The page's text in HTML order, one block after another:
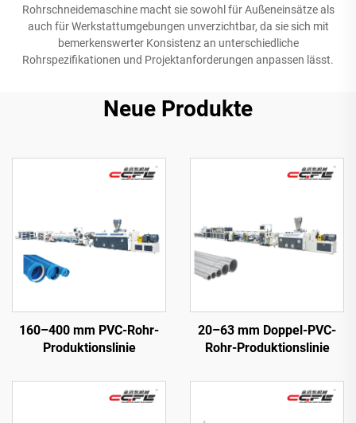
Rohrschneidemaschine macht sie sowohl für Außeneinsätze als
auch für Werkstattumgebungen unverzichtbar, da sie sich mit
bemerkenswerter Konsistenz an unterschiedliche
Rohrspezifikationen und Projektanforderungen anpassen lässt.
Neue Produkte
160–400 mm PVC-Rohr-
Produktionslinie
20–63 mm Doppel-PVC-
Rohr-Produktionslinie